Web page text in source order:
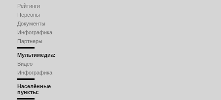
Рейтинги
Персоны
Документы
Инфографика
Партнеры
Мультимедиа:
Видео
Инфографика
Населённые
пункты: